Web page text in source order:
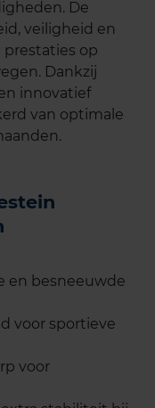
De
veiligheid en
op
Dankzij
innovatief
van optimale
en besneeuwde
voor sportieve
voor